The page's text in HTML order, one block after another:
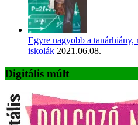
Egyre nagyobb a tanárhiány,
iskolák 2021.06.08.
Digitális múlt